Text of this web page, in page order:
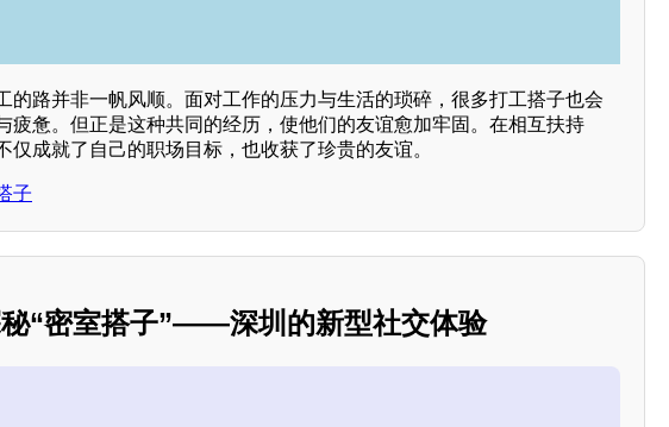
的路并非一帆风顺。面对工作的压力与生活的琐碎，很多打工搭子也会
疲惫。但正是这种共同的经历，使他们的友谊愈加牢固。在相互扶持
仅成就了自己的职场目标，也收获了珍贵的友谊。
子
“密室搭子”——深圳的新型社交体验